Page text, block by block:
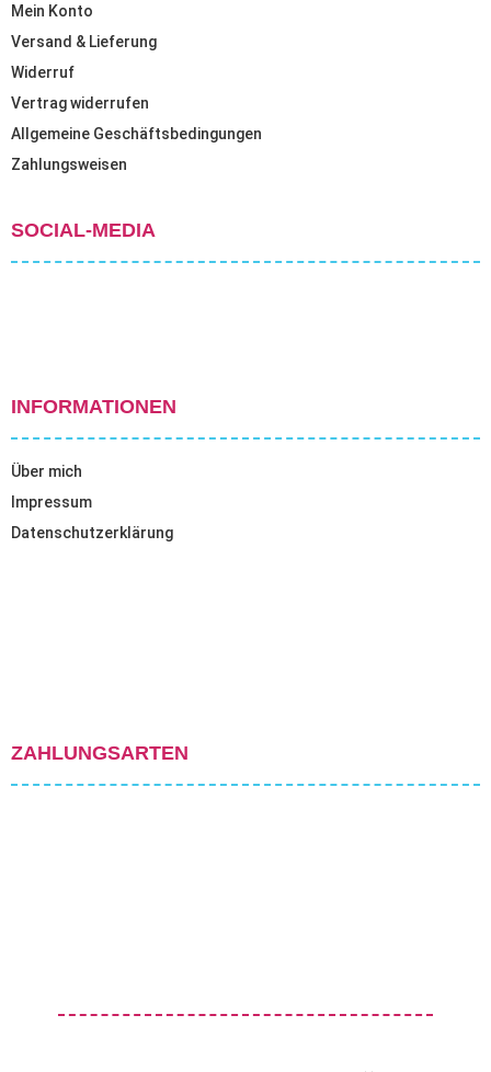
Mein Konto
Versand & Lieferung
Widerruf
Vertrag widerrufen
Allgemeine Geschäftsbedingungen
Zahlungsweisen
SOCIAL-MEDIA
INFORMATIONEN
Über mich
Impressum
Datenschutzerklärung
ZAHLUNGSARTEN